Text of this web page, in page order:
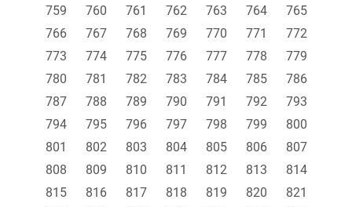
759
760 761 762 763 764
765
766
767 768 769 770 771
772
773
774 775 776 777 778
779
780
781 782 783 784 785
786
787
788 789 790 791 792
793
794
795 796 797 798 799
800
801
802 803 804 805 806
807
808
809 810 811 812 813
814
815
816 817 818 819 820
821